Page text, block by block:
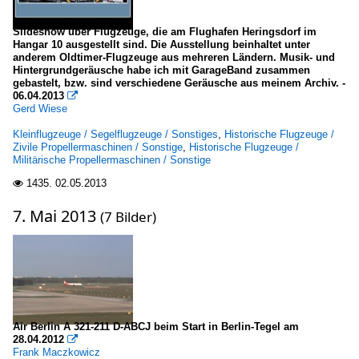
Slideshow über Flugzeuge, die am Flughafen Heringsdorf im
Hangar 10 ausgestellt sind. Die Ausstellung beinhaltet unter
anderem Oldtimer-Flugzeuge aus mehreren Ländern. Musik- und
Hintergrundgeräusche habe ich mit GarageBand zusammen
gebastelt, bzw. sind verschiedene Geräusche aus meinem Archiv. -
06.04.2013 
Gerd Wiese
Kleinflugzeuge / Segelflugzeuge / Sonstiges, Historische Flugzeuge /
Zivile Propellermaschinen / Sonstige, Historische Flugzeuge /
Militärische Propellermaschinen / Sonstige
 1435. 02.05.2013
7. Mai 2013 (7 Bilder)
Air Berlin A 321-211 D-ABCJ beim Start in Berlin-Tegel am
28.04.2012 
Frank Maczkowicz